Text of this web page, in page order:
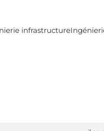
infrastructure